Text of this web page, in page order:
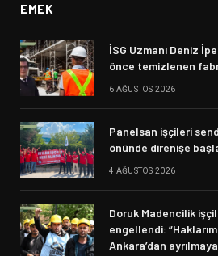
EMEK
İSG Uzmanı Deniz
önce temizlenen
6 AĞUSTOS 2026
Panelsan işçileri
önünde direnişe
4 AĞUSTOS 2026
Doruk Madencilik
engellendi:
Ankara’dan